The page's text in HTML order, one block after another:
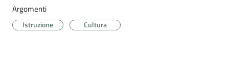
su
Argomenti
Istruzione Cultura